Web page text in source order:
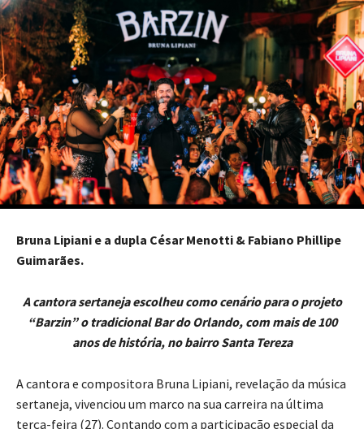
Bruna Lipiani e a dupla César Menotti & Fabiano Phillipe
Guimarães.
A cantora sertaneja escolheu como cenário para o projeto
“Barzin” o tradicional Bar do Orlando, com mais de 100
anos de história, no bairro Santa Tereza
A cantora e compositora Bruna Lipiani, revelação da música
sertaneja, vivenciou um marco na sua carreira na última
terça-feira (27). Contando com a participação especial da